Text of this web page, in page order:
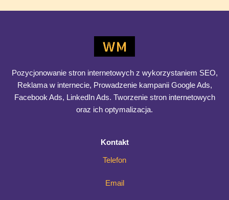
Pozycjonowanie stron internetowych z wykorzystaniem SEO,
Reklama w internecie, Prowadzenie kampanii Google Ads,
Facebook Ads, LinkedIn Ads. Tworzenie stron internetowych
oraz ich optymalizacja.
Kontakt
Telefon
Email